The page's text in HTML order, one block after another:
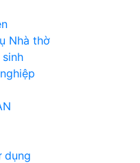
Nhà thờ
sinh
dụng